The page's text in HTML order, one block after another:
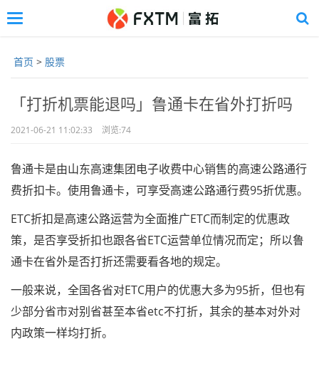
to
main
Toggle
首页 > 股票
「打折机票能退吗」鲁通卡在省外打折吗
2021-06-21 11:02:33 浏览:74
鲁通卡是由山东高速集团电子收费中心销售的高速公路通行
费折扣卡。使用鲁通卡，可享受高速公路通行费95折优惠。
ETC折扣是高速公路运营为全面推广ETC而制定的优惠政
策，是否享受折扣也跟各省ETC运营单位情况而定；所以鲁
通卡在省外是否打折还需要看各地的规定。
一般来说，全国各省对ETC用户的优惠大多为95折，但也有
少部分省市对别省甚至本省etc不打折，其余的基本对外对
内政策一样均打折。